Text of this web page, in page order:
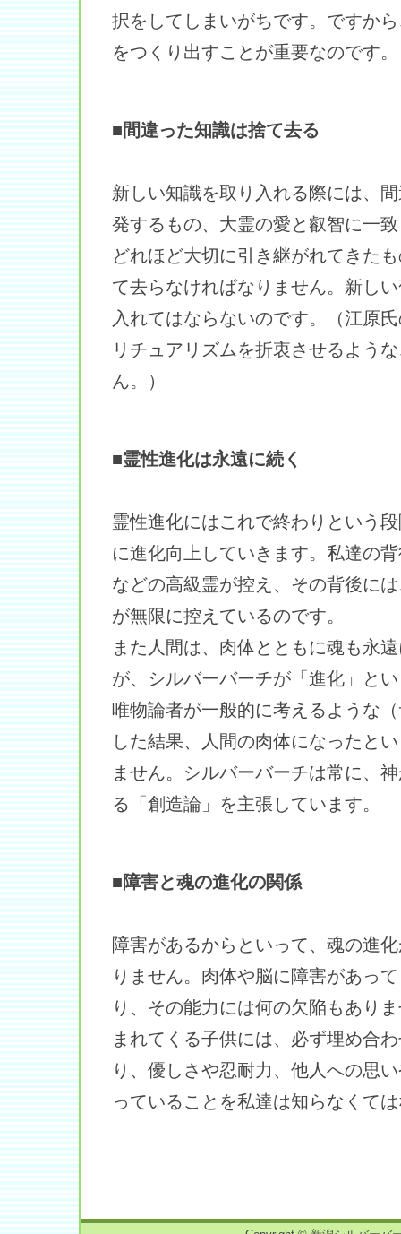
択をしてしまいがちです。ですか
をつくり出すことが重要なのです。
■間違った知識は捨て去る
新しい知識を取り入れる際には、
発するもの、大霊の愛と叡智に一
どれほど大切に引き継がれてきた
て去らなければなりません。新し
入れてはならないのです。（江原
リチュアリズムを折衷させるよう
ん。）
■霊性進化は永遠に続く
霊性進化にはこれで終わりという
に進化向上していきます。私達の
などの高級霊が控え、その背後に
が無限に控えているのです。
また人間は、肉体とともに魂も永
が、シルバーバーチが「進化」と
唯物論者が一般的に考えるような
した結果、人間の肉体になったと
ません。シルバーバーチは常に、
る「創造論」を主張しています。
■障害と魂の進化の関係
障害があるからといって、魂の進
りません。肉体や脳に障害があっ
り、その能力には何の欠陥もあり
まれてくる子供には、必ず埋め合
り、優しさや忍耐力、他人への思
っていることを私達は知らなくて